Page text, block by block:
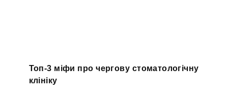
Топ-3 міфи про чергову стоматологічну
клініку